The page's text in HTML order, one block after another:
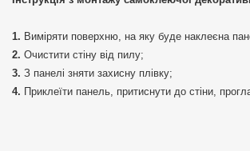
Виміряти поверхню, на яку буде наклеєна
Очистити стіну від пилу;
З панелі зняти захисну плівку;
Приклеїти панель, притиснути до стіни,